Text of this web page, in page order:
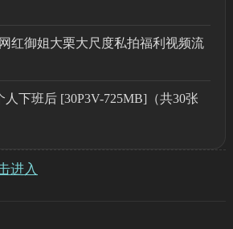
红御姐大栗大尺度私拍福利视频流
人下班后 [30P3V-725MB]（共30张
进入